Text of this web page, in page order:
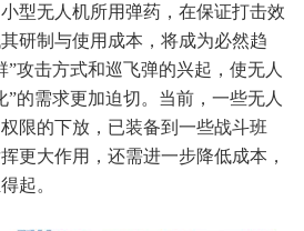
型无人机所用弹药，在保证打击效
研制与使用成本，将成为必然趋
”攻击方式和巡飞弹的兴起，使无人
”的需求更加迫切。当前，一些无人
限的下放，已装备到一些战斗班
更大作用，还需进一步降低成本，
起。